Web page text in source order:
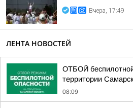
Вчера, 17:49
ЛЕНТА НОВОСТЕЙ
ОТБОЙ
территории
08:09